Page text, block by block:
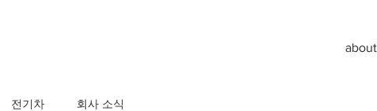
전기차 회사 소식